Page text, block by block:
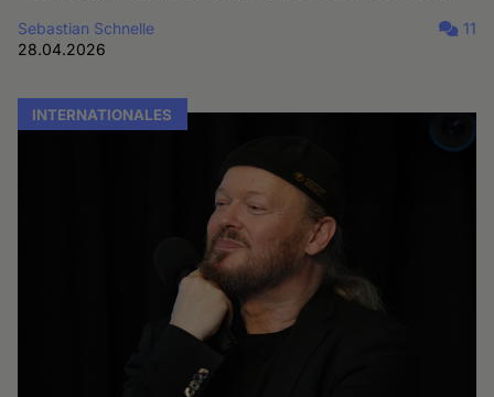
Sebastian Schnelle
28.04.2026
11
INTERNATIONALES